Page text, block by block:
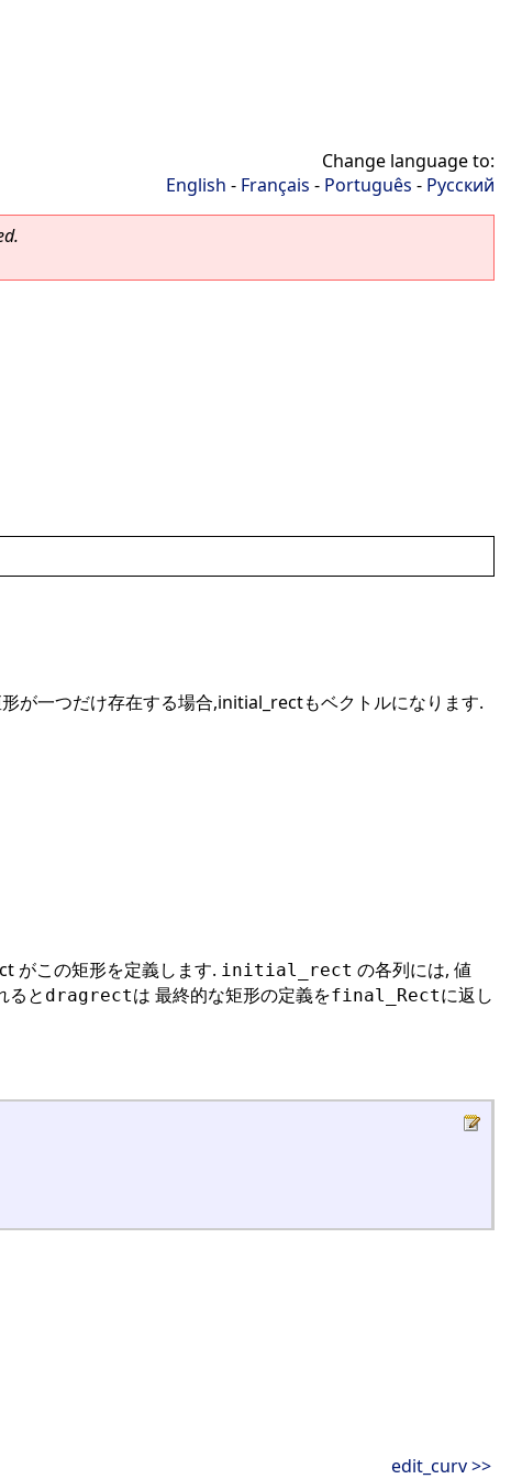
Change language to:
English - Français - Português - Русский
が一つだけ存在する場合,initial_rectもベクトルになります.
がこの矩形を定義します. initial_rect の各列には, 値
ると dragrectは 最終的な矩形の定義をfinal_Rectに返し
edit_curv >>